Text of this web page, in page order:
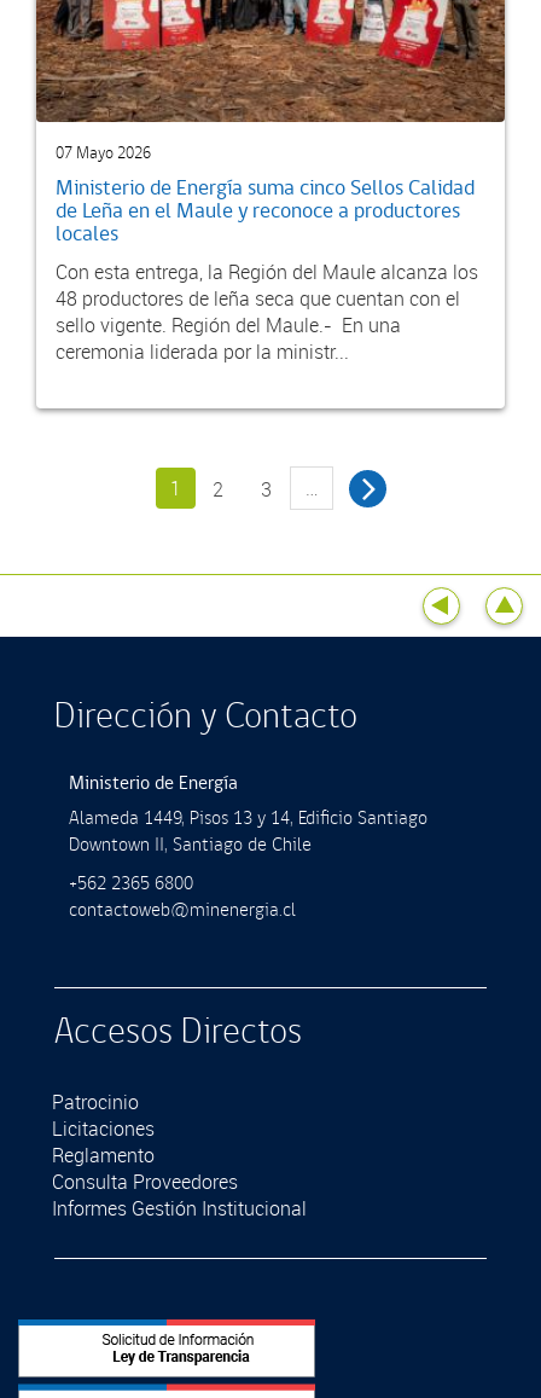
07 Mayo 2026
Ministerio de Energía suma cinco Sellos Calidad
de Leña en el Maule y reconoce a productores
locales
Con esta entrega, la Región del Maule alcanza los
48 productores de leña seca que cuentan con el
sello vigente. Región del Maule.- En una
ceremonia liderada por la ministr...
1 2 3 …
Dirección y Contacto
Ministerio de Energía
Alameda 1449, Pisos 13 y 14, Ediﬁcio Santiago
Downtown II, Santiago de Chile
+562 2365 6800
contactoweb@minenergia.cl
Accesos Directos
Patrocinio
Licitaciones
Reglamento
Consulta Proveedores
Informes Gestión Institucional